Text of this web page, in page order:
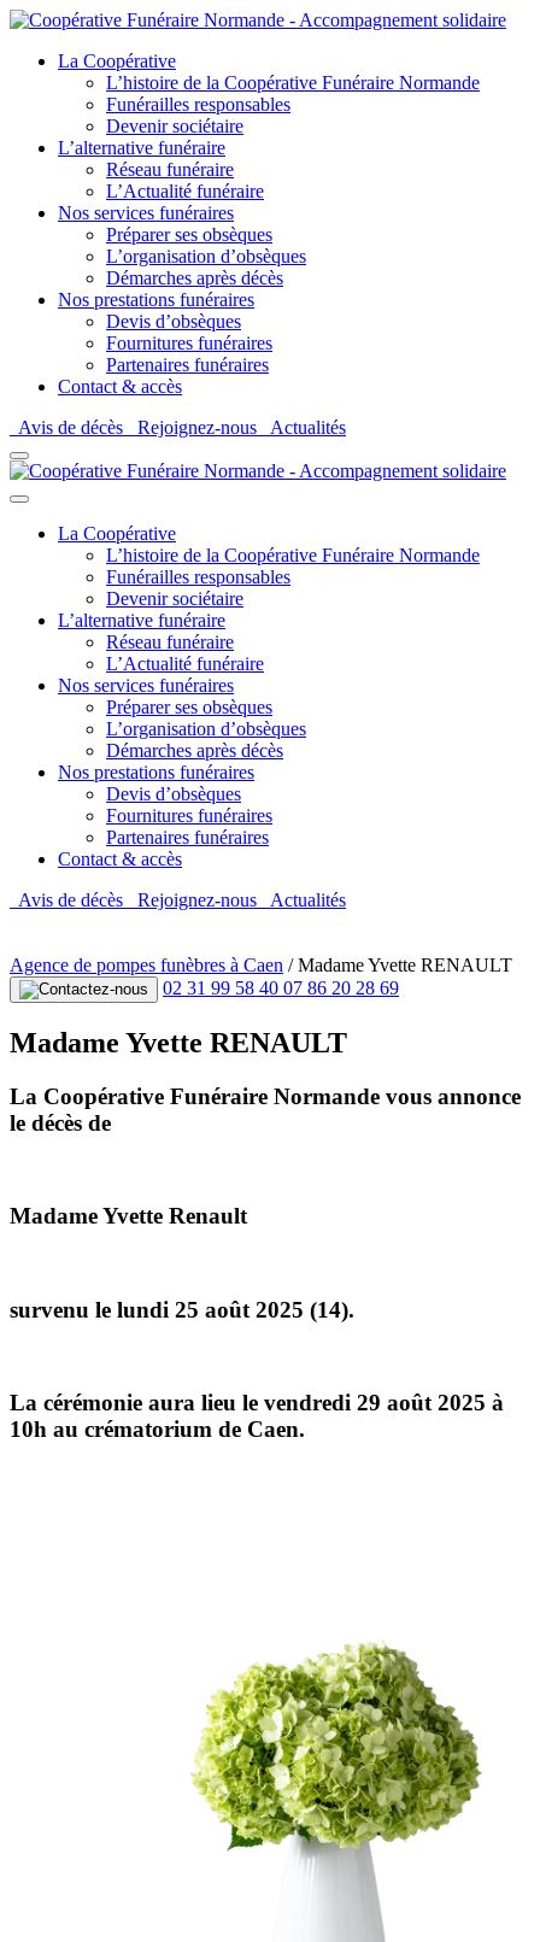
La Coopérative
L’histoire de la Coopérative Funéraire Normande
Funérailles responsables
Devenir sociétaire
L’alternative funéraire
Réseau funéraire
L’Actualité funéraire
Nos services funéraires
Préparer ses obsèques
L’organisation d’obsèques
Démarches après décès
Nos prestations funéraires
Devis d’obsèques
Fournitures funéraires
Partenaires funéraires
Contact & accès
Avis de décès
Rejoignez-nous Actualités
La Coopérative
L’histoire de la Coopérative Funéraire Normande
Funérailles responsables
Devenir sociétaire
L’alternative funéraire
Réseau funéraire
L’Actualité funéraire
Nos services funéraires
Préparer ses obsèques
L’organisation d’obsèques
Démarches après décès
Nos prestations funéraires
Devis d’obsèques
Fournitures funéraires
Partenaires funéraires
Contact & accès
Avis de décès
Rejoignez-nous Actualités
Agence de pompes funèbres à Caen /Madame Yvette RENAULT
02 31 99 58 40 07 86 20 28 69
Madame Yvette RENAULT
La Coopérative Funéraire Normande vous annonce
le décès de
Madame Yvette Renault
survenu le lundi 25 août 2025 (14).
La cérémonie aura lieu le vendredi 29 août 2025 à
10h au crématorium de Caen.